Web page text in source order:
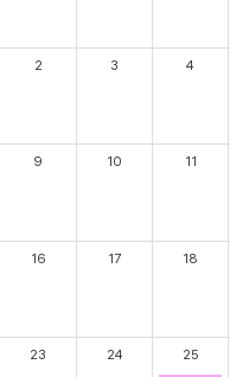
2 3 4
9 10 11
16 17 18
23 24
25